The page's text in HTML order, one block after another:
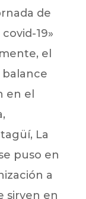
de
19»
el
balance
en el
La
puso en
a
sirven en